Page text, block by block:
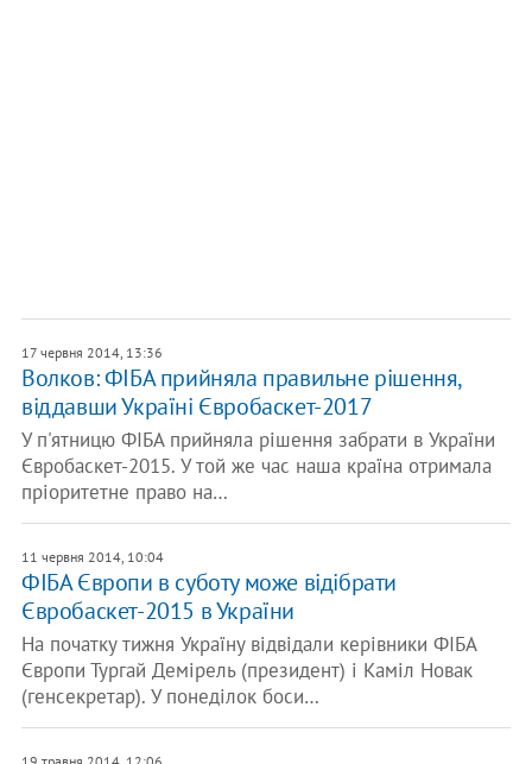
17 червня 2014, 13:36
Волков: ФІБА прийняла правильне рішення,
віддавши Україні Євробаскет-2017
У п'ятницю ФІБА прийняла рішення забрати в України
Євробаскет-2015. У той же час наша країна отримала
пріоритетне право на…
11 червня 2014, 10:04
ФІБА Європи в суботу може відібрати
Євробаскет-2015 в України
На початку тижня Україну відвідали керівники ФІБА
Європи Тургай Демірель (президент) і Каміл Новак
(генсекретар). У понеділок боси…